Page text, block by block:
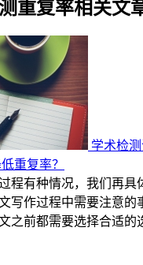
重复率相关文
学术检
重复率？
程有种情况，我们再具
写作过程中需要注意的
之前都需要选择合适的